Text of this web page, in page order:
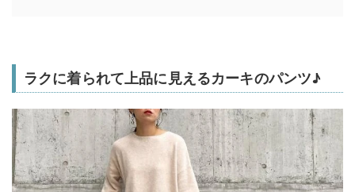
ラクに着られて上品に見えるカーキのパンツ♪